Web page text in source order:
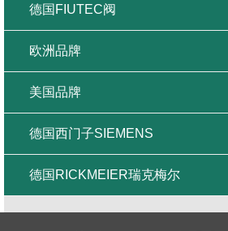
德国FIUTEC阀
欧洲品牌
美国品牌
德国西门子SIEMENS
德国RICKMEIER瑞克梅尔